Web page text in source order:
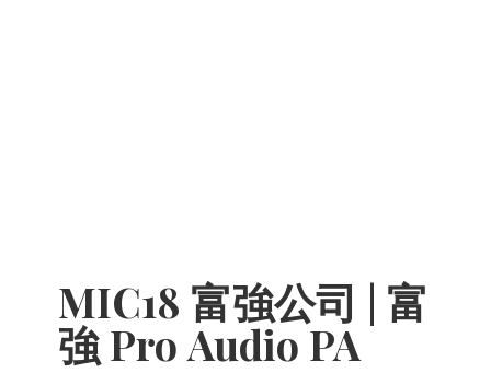
MIC18 富強公司 | 富
強 Pro Audio PA